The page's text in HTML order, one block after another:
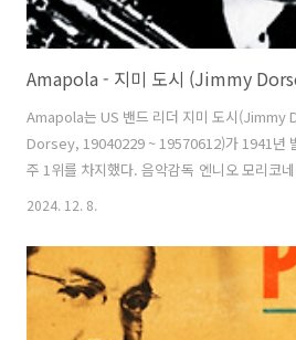
Amapola - 지미 도시 (Jimmy
Amapola는 US 밴드 리더 지미 도시
Dorsey, 19040229 ~ 19570612)가 1941년
주 1위를 차지했다. 음악감독 엔니오 모리코
르지오 레오네(Sergio Leone) 감독의 1984년
García, Joseph Lacalle, 18591117 ~
로 새로운 스페인어 가사가 1924년에 붙었고
(Albert Gamse, 190101 ~ 19741231)가 호
다. 다양한 나라의 많은 가..
2024. 12. 8.